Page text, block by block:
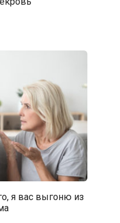
я вас выгоню из